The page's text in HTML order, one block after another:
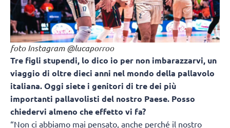
foto Instagram @lucaporroo
Tre figli stupendi, lo dico io per non imbarazzarvi, un
viaggio di oltre dieci anni nel mondo della pallavolo
italiana. Oggi siete i genitori di tre dei più
importanti pallavolisti del nostro Paese. Posso
chiedervi almeno che effetto vi fa?
“Non ci abbiamo mai pensato, anche perché il nostro